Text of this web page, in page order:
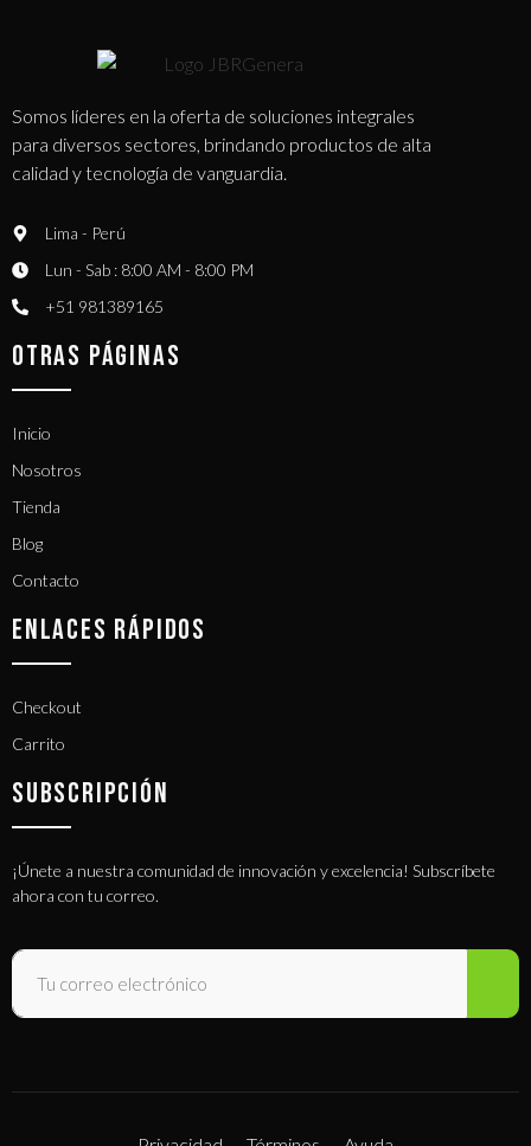
Somos líderes en la oferta de soluciones integrales
para diversos sectores, brindando productos de alta
calidad y tecnología de vanguardia.
Lima - Perú
Lun - Sab : 8:00 AM - 8:00 PM
+51 981389165​
OTRAS PÁGINAS
Inicio
Nosotros
Tienda
Blog
Contacto
ENLACES RÁPIDOS
Checkout
Carrito
SUBSCRIPCIÓN
¡Únete a nuestra comunidad de innovación y excelencia! Subscríbete
ahora con tu correo.